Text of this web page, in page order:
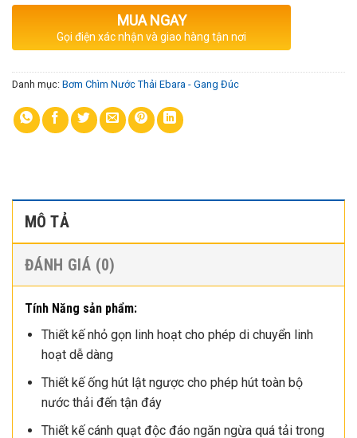
MUA NGAY
Gọi điện xác nhận và giao hàng tận nơi
Danh mục: Bơm Chìm Nước Thải Ebara - Gang Đúc
MÔ TẢ
ĐÁNH GIÁ (0)
Tính Năng sản phẩm:
Thiết kế nhỏ gọn linh hoạt cho phép di chuyển linh
hoạt dễ dàng
Thiết kế ống hút lật ngược cho phép hút toàn bộ
nước thải đến tận đáy
Thiết kế cánh quạt độc đáo ngăn ngừa quá tải trong